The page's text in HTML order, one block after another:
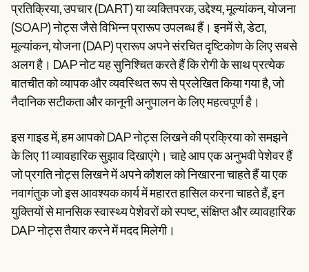
Social Work Treatment Plans
DAR Note Template
Patient Visit Summary Template
Help Center
Demos
Training Hub
Webinars
Switch to Carepatron
Why Carepatron?
Login
Get started
प्रतिक्रिया, उपचार (DART) या व्यक्तिपरक, उद्देश्य, मूल्यांकन, योजना
(SOAP) नोट्स जैसे विभिन्न प्रारूप उपलब्ध हैं। इनमें से, डेटा,
मूल्यांकन, योजना (DAP) प्रारूप अपने संरचित दृष्टिकोण के लिए सबसे
अलग है। DAP नोट यह सुनिश्चित करते हैं कि रोगी के साथ प्रत्येक
बातचीत को व्यापक और व्यवस्थित रूप से प्रलेखित किया गया है, जो
नैदानिक सटीकता और कानूनी अनुपालन के लिए महत्वपूर्ण है।
इस गाइड में, हम आपको DAP नोट्स लिखने की प्रक्रिया को समझने
के लिए 11 व्यावहारिक सुझाव दिखाएंगे। चाहे आप एक अनुभवी पेशेवर हैं
जो प्रगति नोट्स लिखने में अपने कौशल को निखारना चाहते हैं या एक
नवागंतुक जो इस आवश्यक कार्य में महारत हासिल करना चाहते हैं, इन
युक्तियों से मानसिक स्वास्थ्य पेशेवरों को स्पष्ट, संक्षिप्त और व्यावहारिक
DAP नोट्स तैयार करने में मदद मिलेगी।